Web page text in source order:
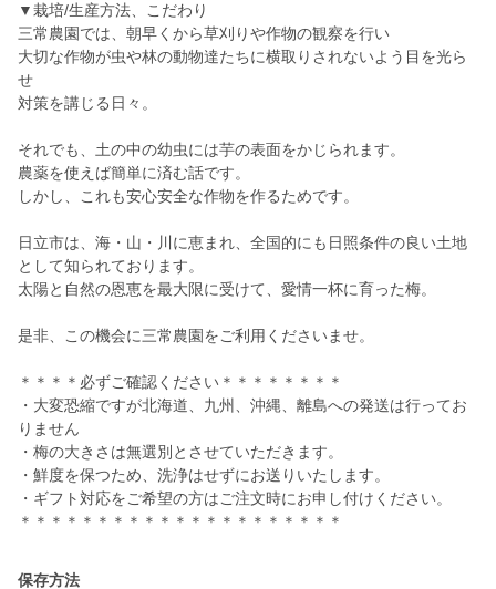
▼栽培/生産方法、こだわり
三常農園では、朝早くから草刈りや作物の観察を行い
大切な作物が虫や林の動物達たちに横取りされないよう目を光ら
せ
対策を講じる日々。
それでも、土の中の幼虫には芋の表面をかじられます。
農薬を使えば簡単に済む話です。
しかし、これも安心安全な作物を作るためです。
日立市は、海・山・川に恵まれ、全国的にも日照条件の良い土地
として知られております。
太陽と自然の恩恵を最大限に受けて、愛情一杯に育った梅。
是非、この機会に三常農園をご利用くださいませ。
＊＊＊＊必ずご確認ください＊＊＊＊＊＊＊＊
・大変恐縮ですが北海道、九州、沖縄、離島への発送は行ってお
りません
・梅の大きさは無選別とさせていただきます。
・鮮度を保つため、洗浄はせずにお送りいたします。
・ギフト対応をご希望の方はご注文時にお申し付けください。
＊＊＊＊＊＊＊＊＊＊＊＊＊＊＊＊＊＊＊＊＊
保存方法